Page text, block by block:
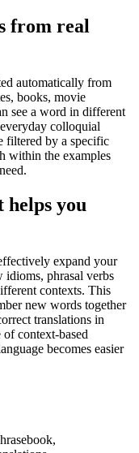
from real
automatically from
books, movie
see a word in different
colloquial
filtered by a specific
within the examples
you
expand your
idioms, phrasal verbs
contexts. This
new words together
translations in
context-based
becomes easier